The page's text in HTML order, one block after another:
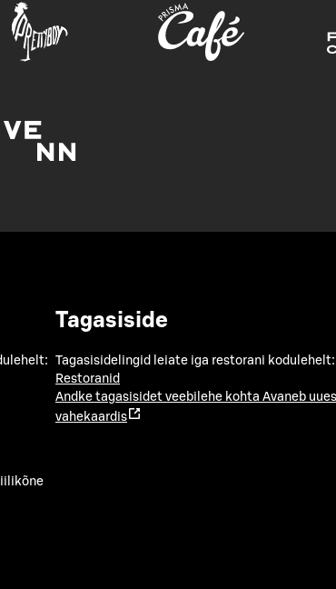
Tagasiside
Tagasisidelingid leiate iga restorani kodulehelt:
Restoranid
Andke tagasisidet veebilehe kohta Avaneb uues
vahekaardis